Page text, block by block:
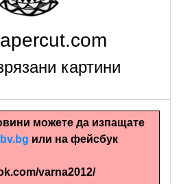
картини
можете да изпащате
или на фейсбук
varna2012/